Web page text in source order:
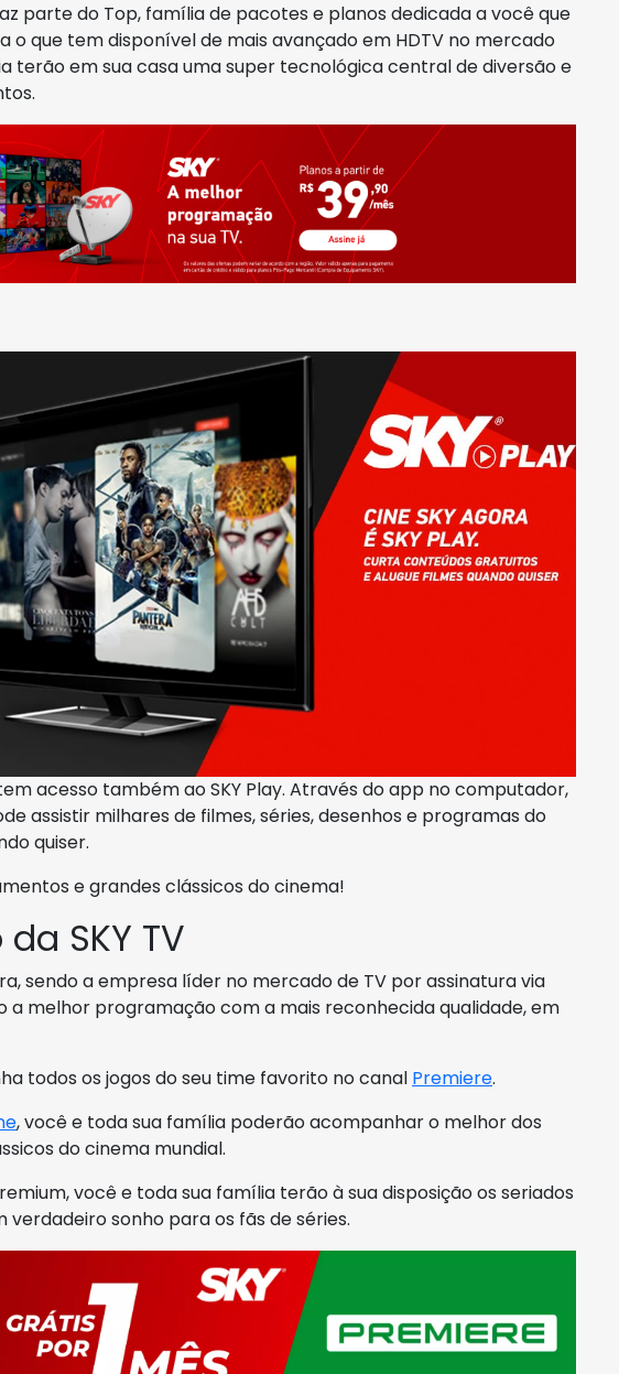
parte do Top, família de pacotes e planos dedicada a você que
o que tem disponível de mais avançado em HDTV no mercado
terão em sua casa uma super tecnológica central de diversão e
acesso também ao SKY Play. Através do app no computador,
assistir milhares de filmes, séries, desenhos e programas do
quiser.
e grandes clássicos do cinema!
SKY TV
sendo a empresa líder no mercado de TV por assinatura via
a melhor programação com a mais reconhecida qualidade, em
todos os jogos do seu time favorito no canal Premiere.
, você e toda sua família poderão acompanhar o melhor dos
do cinema mundial.
você e toda sua família terão à sua disposição os seriados
verdadeiro sonho para os fãs de séries.